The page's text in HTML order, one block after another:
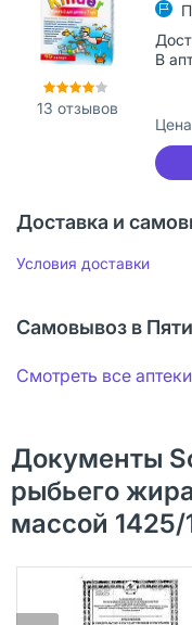
13 отзывов
В
Цена
Доставка и
Условия доставки
Самовывоз в
Смотреть все аптеки
Документы
рыбьего
массой